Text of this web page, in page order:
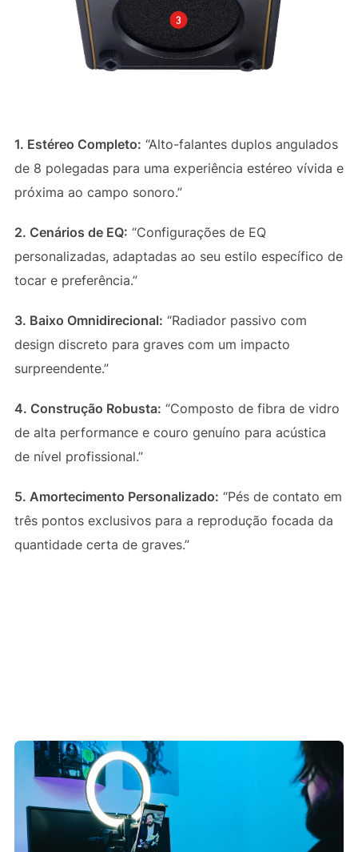
1. Estéreo Completo: “Alto-falantes duplos angulados
de 8 polegadas para uma experiência estéreo vívida e
próxima ao campo sonoro.”
2. Cenários de EQ: “Configurações de EQ
personalizadas, adaptadas ao seu estilo específico de
tocar e preferência.”
3. Baixo Omnidirecional: “Radiador passivo com
design discreto para graves com um impacto
surpreendente.”
4. Construção Robusta: “Composto de fibra de vidro
de alta performance e couro genuíno para acústica
de nível profissional.”
5. Amortecimento Personalizado: “Pés de contato em
três pontos exclusivos para a reprodução focada da
quantidade certa de graves.”